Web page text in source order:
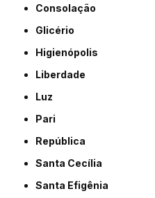
Consolação
Glicério
Higienópolis
Liberdade
Luz
Pari
República
Santa Cecília
Santa Efigênia